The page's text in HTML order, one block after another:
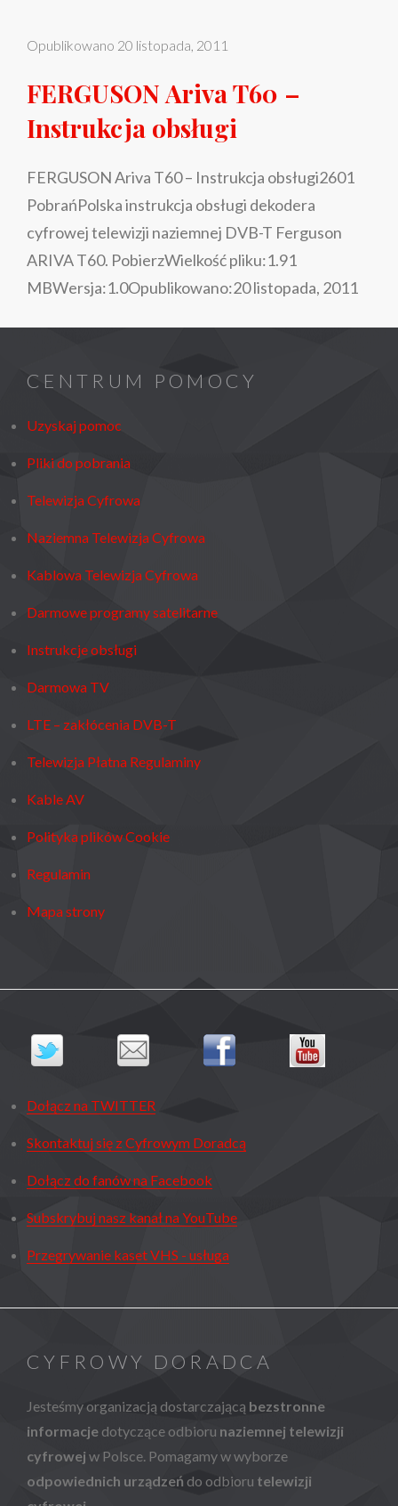
–
OBSŁUGI
Opublikowano 20 listopada, 2011
FERGUSON Ariva T60 –
Instrukcja obsługi
FERGUSON Ariva T60 – Instrukcja obsługi2601
PobrańPolska instrukcja obsługi dekodera
cyfrowej telewizji naziemnej DVB-T Ferguson
ARIVA T60. PobierzWielkość pliku:1.91
MBWersja:1.0Opublikowano:20 listopada, 2011
CENTRUM POMOCY
Uzyskaj pomoc
Pliki do pobrania
Telewizja Cyfrowa
Naziemna Telewizja Cyfrowa
Kablowa Telewizja Cyfrowa
Darmowe programy satelitarne
Instrukcje obsługi
Darmowa TV
LTE – zakłócenia DVB-T
Telewizja Płatna Regulaminy
Kable AV
Polityka plików Cookie
Regulamin
Mapa strony
Dołącz na TWITTER
Skontaktuj się z Cyfrowym Doradcą
Dołącz do fanów na Facebook
Subskrybuj nasz kanał na YouTube
Przegrywanie kaset VHS - usługa
CYFROWY DORADCA
Jesteśmy organizacją dostarczającą bezstronne
informacje dotyczące odbioru naziemnej telewizji
cyfrowej w Polsce. Pomagamy w wyborze
odpowiednich urządzeń do odbioru telewizji